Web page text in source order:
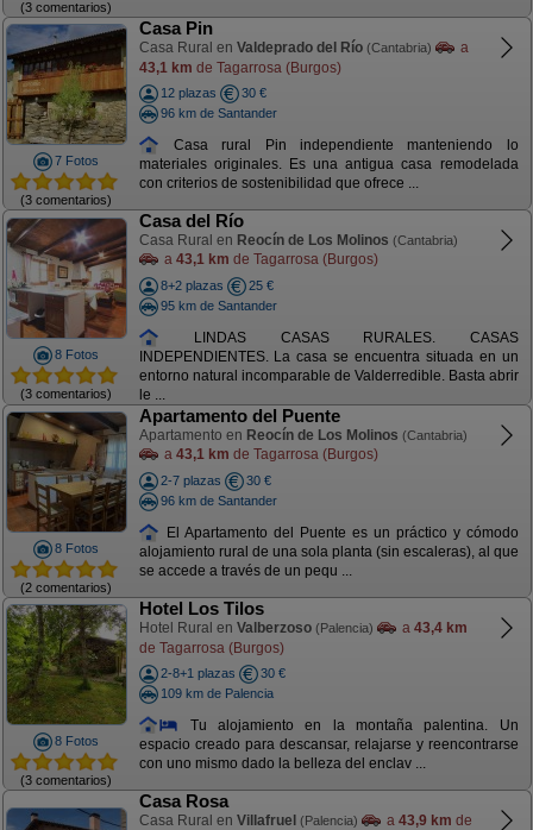
(3 comentarios)
7 Fotos
(3 comentarios)
Casa Pin
Casa Rural en Valdeprado del Río (Cantabria)
a
43,1 km de Tagarrosa (Burgos)
12 plazas
30 €
96 km de Santander
Casa rural Pin independiente manteniendo lo
materiales originales. Es una antigua casa remodelada
con criterios de sostenibilidad que ofrece ...
8 Fotos
(3 comentarios)
Casa del Río
Casa Rural en Reocín de Los Molinos (Cantabria)
a 43,1 km de Tagarrosa (Burgos)
8+2 plazas
25 €
95 km de Santander
LINDAS CASAS RURALES. CASAS
INDEPENDIENTES. La casa se encuentra situada en un
entorno natural incomparable de Valderredible. Basta abrir
le ...
8 Fotos
(2 comentarios)
Apartamento del Puente
Apartamento en Reocín de Los Molinos (Cantabria)
a 43,1 km de Tagarrosa (Burgos)
2-7 plazas
30 €
96 km de Santander
El Apartamento del Puente es un práctico y cómodo
alojamiento rural de una sola planta (sin escaleras), al que
se accede a través de un pequ ...
8 Fotos
(3 comentarios)
Hotel Los Tilos
Hotel Rural en Valberzoso (Palencia) a 43,4 km
de Tagarrosa (Burgos)
2-8+1 plazas
30 €
109 km de Palencia
Tu alojamiento en la montaña palentina. Un
espacio creado para descansar, relajarse y reencontrarse
con uno mismo dado la belleza del enclav ...
Casa Rosa
Casa Rural en Villafruel (Palencia) a 43,9 km de